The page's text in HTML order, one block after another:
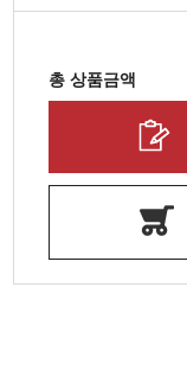
총 상품금액